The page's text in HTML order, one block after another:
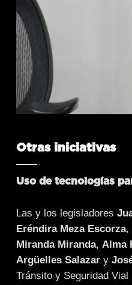
Otras iniciativas
Uso de tecnologías
Las y los legisladores
Eréndira Meza Escorza,
Miranda Miranda, Alma
Argüelles Salazar y
Tránsito y Seguridad